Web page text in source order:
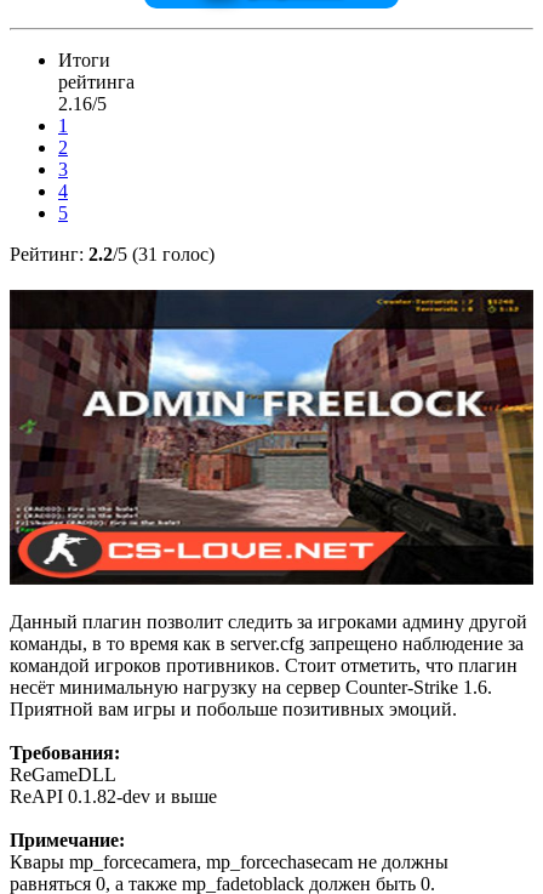
Итоги
рейтинга
2.16/5
1
2
3
4
5
Рейтинг: 2.2/5 (31 голос)
Данный плагин позволит следить за игроками админу другой
команды, в то время как в server.cfg запрещено наблюдение за
командой игроков противников. Стоит отметить, что плагин
несёт минимальную нагрузку на сервер Counter-Strike 1.6.
Приятной вам игры и побольше позитивных эмоций.
Требования:
ReGameDLL
ReAPI 0.1.82-dev и выше
Примечание:
Квары mp_forcecamera, mp_forcechasecam не должны
равняться 0, а также mp_fadetoblack должен быть 0.